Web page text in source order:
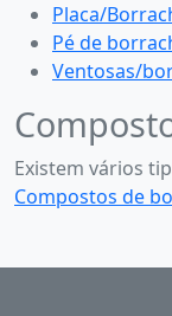
Placa/
Pé de
Ventosas/
Existem vários
Compostos de